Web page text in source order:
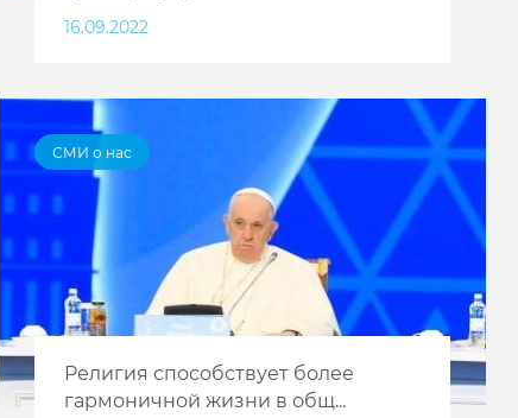
16.09.2022
СМИ о нас
Религия способствует более
гармоничной жизни в общ...